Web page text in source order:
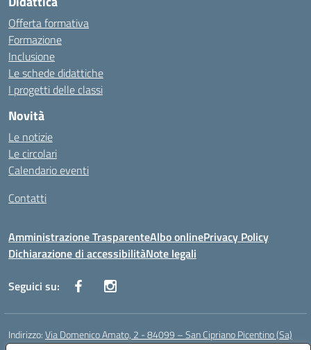
Offerta formativa
Formazione
Inclusione
Le schede didattiche
I progetti delle classi
Novità
Le notizie
Le circolari
Calendario eventi
Contatti
Amministrazione TrasparenteAlbo onlinePrivacy Policy
Dichiarazione di accessibilitàNote legali
Seguici su:
Indirizzo:Via Domenico Amato, 2 - 84099 – San Cipriano Picentino (Sa)